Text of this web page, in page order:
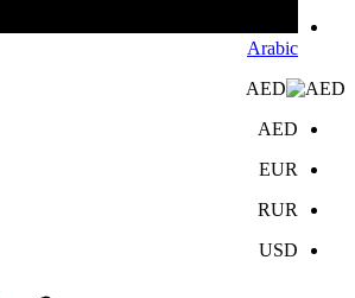
Arabic
AED
AED
EUR
RUR
USD